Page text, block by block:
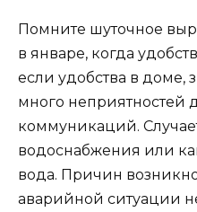
Помните шуточное
в январе, когда
если удобства в доме,
много неприятностей
коммуникаций.
водоснабжения или
вода. Причин
аварийной ситуации